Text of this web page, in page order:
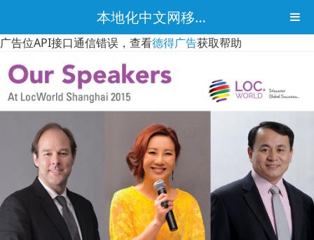
本地化中文网移动版
广告位API接口通信错误，查看德得广告获取帮助